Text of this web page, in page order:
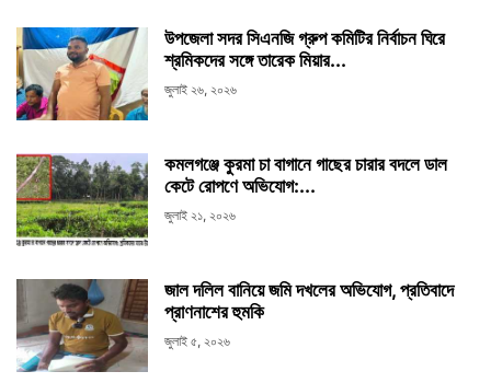
উপজেলা সদর সিএনজি গ্রুপ কমিটির নির্বাচন ঘিরে
শ্রমিকদের সঙ্গে তারেক মিয়ার...
জুলাই ২৬, ২০২৬
কমলগঞ্জে কুরমা চা বাগানে গাছের চারার বদলে ডাল
কেটে রোপণে অভিযোগ:...
জুলাই ২১, ২০২৬
জাল দলিল বানিয়ে জমি দখলের অভিযোগ, প্রতিবাদে
প্রাণনাশের হুমকি
জুলাই ৫, ২০২৬